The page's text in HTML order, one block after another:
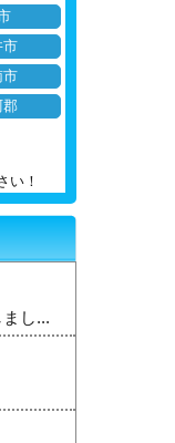
市
市
郡
い！
し...